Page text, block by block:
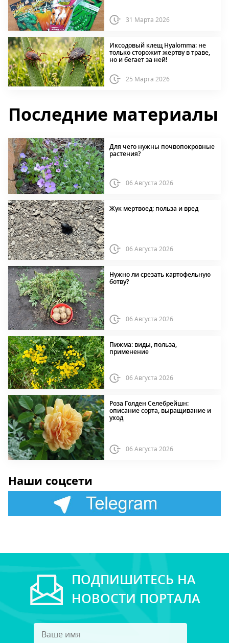
31 Марта 2026
Иксодовый клещ Hyalomma: не
только сторожит жертву в траве,
но и бегает за ней!
25 Марта 2026
Последние материалы
Для чего нужны почвопокровные
растения?
06 Августа 2026
Жук мертвоед: польза и вред
06 Августа 2026
Нужно ли срезать картофельную
ботву?
06 Августа 2026
Пижма: виды, польза,
применение
06 Августа 2026
Роза Голден Селебрейшн:
описание сорта, выращивание и
уход
06 Августа 2026
Наши соцсети
ПОДПИШИТЕСЬ НА
НОВОСТИ ПОРТАЛА